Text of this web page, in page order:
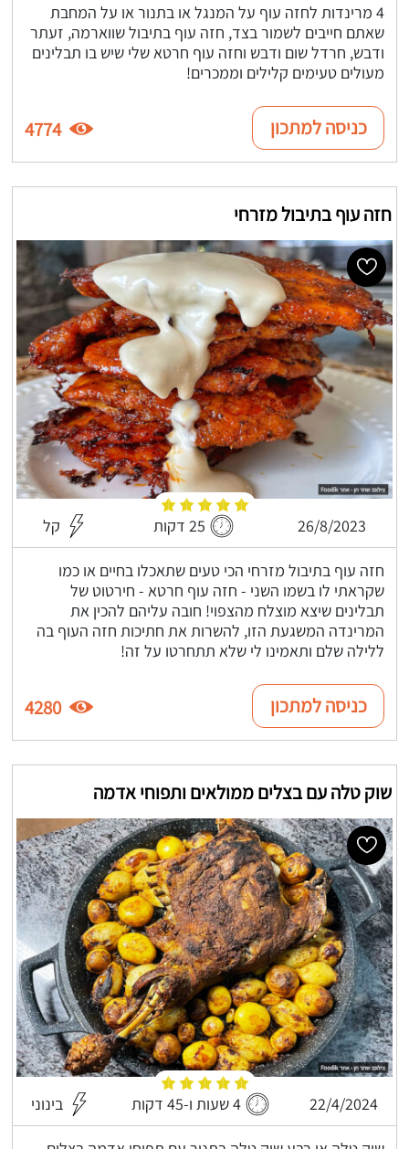
4 מרינדות לחזה עוף על המנגל או בתנור או על המחבת
שאתם חייבים לשמור בצד, חזה עוף בתיבול שווארמה, זעתר
ודבש, חרדל שום ודבש וחזה עוף חרטא שלי שיש בו תבלינים
מעולים טעימים קלילים וממכרים!
כניסה למתכון 4774
חזה עוף בתיבול מזרחי
26/8/2023 25 דקות קל
חזה עוף בתיבול מזרחי הכי טעים שתאכלו בחיים או כמו
שקראתי לו בשמו השני - חזה עוף חרטא - חירטוט של
תבלינים שיצא מוצלח מהצפוי! חובה עליהם להכין את
המרינדה המשגעת הזו, להשרות את חתיכות חזה העוף בה
ללילה שלם ותאמינו לי שלא תתחרטו על זה!
כניסה למתכון 4280
שוק טלה עם בצלים ממולאים ותפוחי אדמה
22/4/2024 4 שעות ו-45 דקות בינוני